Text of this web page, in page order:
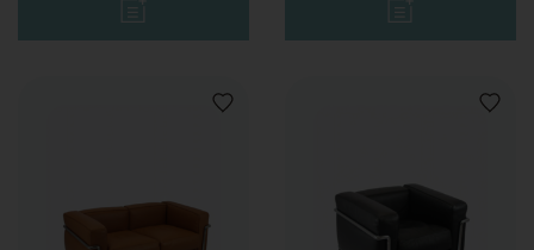
AJOUTER
SOUHAITS